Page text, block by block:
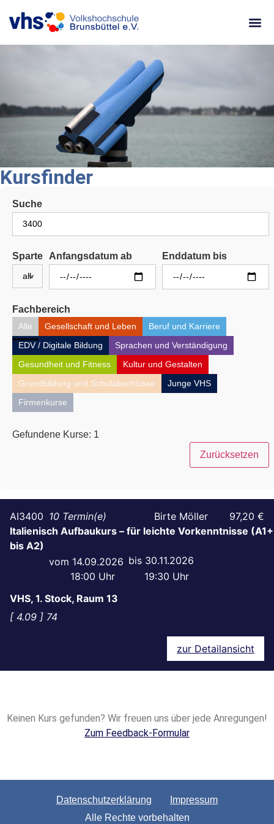
Kursfinder
Suche
Sparte Anfangsdatum ab Enddatum bis
Fachbereich
Alle Gesellschaft und Leben
Beruf und Karriere
EDV / Digitale Bildung
Sprachen und Verständigung
Gesundheit und Fitness
Kultur und Gestalten
Grundbildung und Schulabschlüsse
Junge VHS
Firmenkurse
Gefundene Kurse: 1
Zurücksetzen
Italienisch Aufbaukurs – für leichte Vorkenntnisse (A1+
bis A2)
AI3400
zur Detailansicht
10
14.09.2026
18:00
30.11.2026
19:30
VHS, 1. Stock, Raum 13
4.09
74
Birte Möller 97,20 €
Keinen Kurs gefunden? Wir freuen uns über jede Anregungen!
Zum Feedback-Formular
Datenschutzerklärung
Impressum
Alle Rechte vorbehalten